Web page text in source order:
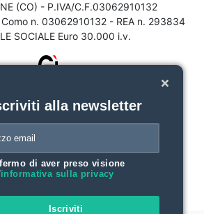
(CO) - P.IVA/C.F.03062910132
n. 03062910132 - REA n. 293834
SOCIALE Euro 30.000 i.v.
alla newsletter
di aver preso visione
informativa sulla privacy
Iscriviti